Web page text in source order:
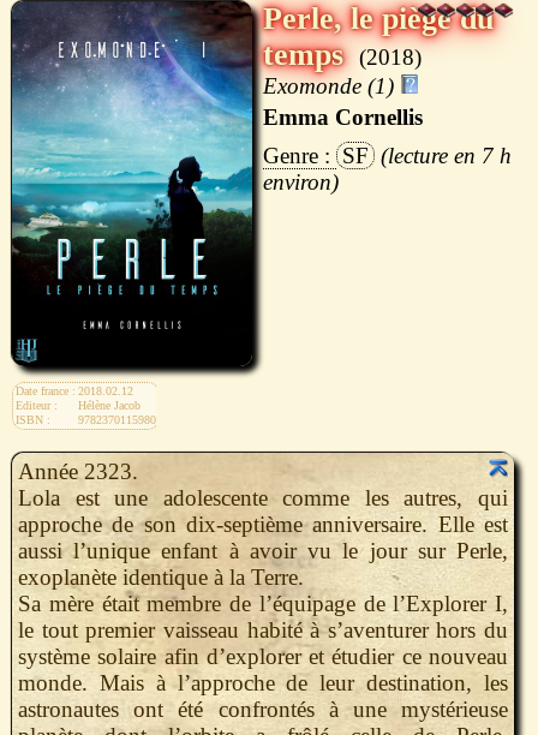
Date france : 2018.02.12
Editeur :
Hélène Jacob
ISBN :
9782370115980
Perle, le piège du
temps
2018
Exomonde (1)
Emma Cornellis
SF
7 h
Année 2323.
Lola est une adolescente comme les autres, qui
approche de son dix-septième anniversaire. Elle est
aussi l’unique enfant à avoir vu le jour sur Perle,
exoplanète identique à la Terre.
Sa mère était membre de l’équipage de l’Explorer I,
le tout premier vaisseau habité à s’aventurer hors du
système solaire afin d’explorer et étudier ce nouveau
monde. Mais à l’approche de leur destination, les
astronautes ont été confrontés à une mystérieuse